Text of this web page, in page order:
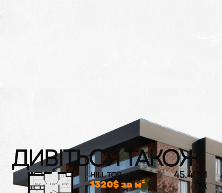
ДИВІТЬСЯ ТАКОЖ
HILL TOP
1320$ за м²
45.48 M
1-к